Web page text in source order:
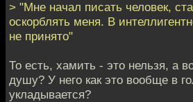
> "Мне начал писать человек,
оскорблять меня. В
не принято"
То есть, хамить - это нельзя, а
душу? У него как это вообще в
укладывается?